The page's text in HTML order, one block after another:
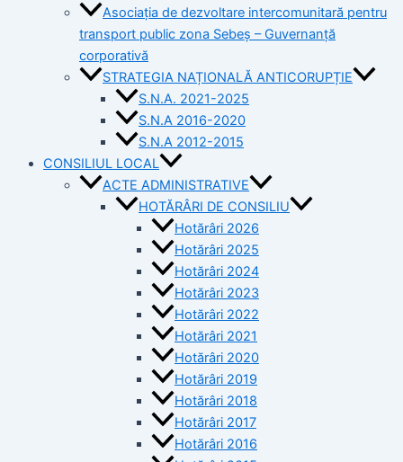
Asociația de dezvoltare intercomunitară pentru
transport public zona Sebeș – Guvernanță
corporativă
STRATEGIA NAȚIONALĂ ANTICORUPȚIE
S.N.A. 2021-2025
S.N.A 2016-2020
S.N.A 2012-2015
CONSILIUL LOCAL
ACTE ADMINISTRATIVE
HOTĂRÂRI DE CONSILIU
Hotărâri 2026
Hotărâri 2025
Hotărâri 2024
Hotărâri 2023
Hotărâri 2022
Hotărâri 2021
Hotărâri 2020
Hotărâri 2019
Hotărâri 2018
Hotărâri 2017
Hotărâri 2016